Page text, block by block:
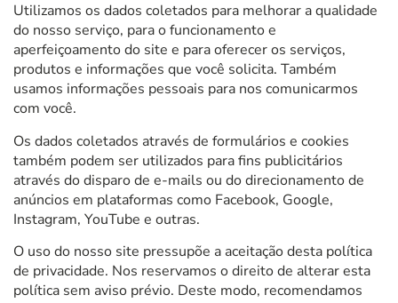
Utilizamos os dados coletados para melhorar a qualidade
do nosso serviço, para o funcionamento e
aperfeiçoamento do site e para oferecer os serviços,
produtos e informações que você solicita. Também
usamos informações pessoais para nos comunicarmos
com você.
Os dados coletados através de formulários e cookies
também podem ser utilizados para fins publicitários
através do disparo de e-mails ou do direcionamento de
anúncios em plataformas como Facebook, Google,
Instagram, YouTube e outras.
O uso do nosso site pressupõe a aceitação desta política
de privacidade. Nos reservamos o direito de alterar esta
política sem aviso prévio. Deste modo, recomendamos